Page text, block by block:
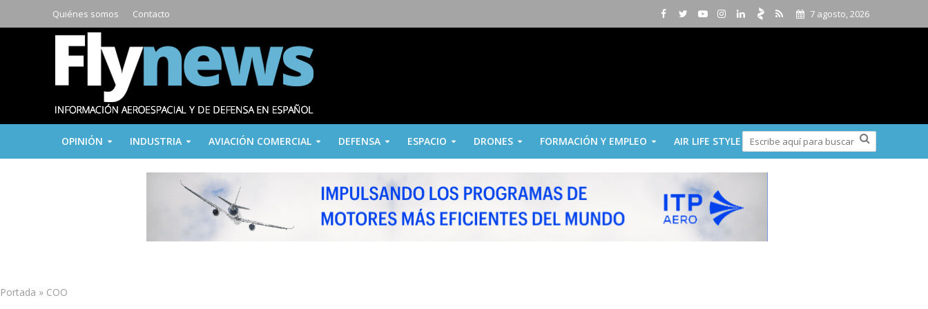
Quiénes somos Contacto 7 agosto, 2026
OPINIÓN INDUSTRIA AVIACIÓN COMERCIAL DEFENSA ESPACIO DRONES FORMACIÓN Y EMPLEO AIR LIFE STYLE
Portada » COO